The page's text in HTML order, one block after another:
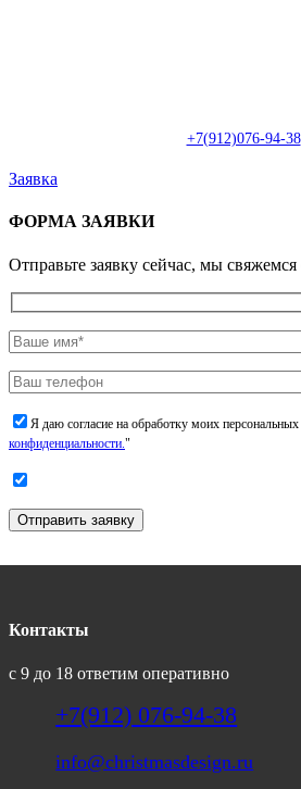
+7(912)076-94-38
Заявка
ФОРМА ЗАЯВКИ
Отправьте заявку сейчас, мы
Я даю согласие на обработку моих
конфиденциальности."
Отправить заявку
Контакты
с 9 до 18 ответим оперативно
+7(912) 076-94-38
info@christmasdesign.ru